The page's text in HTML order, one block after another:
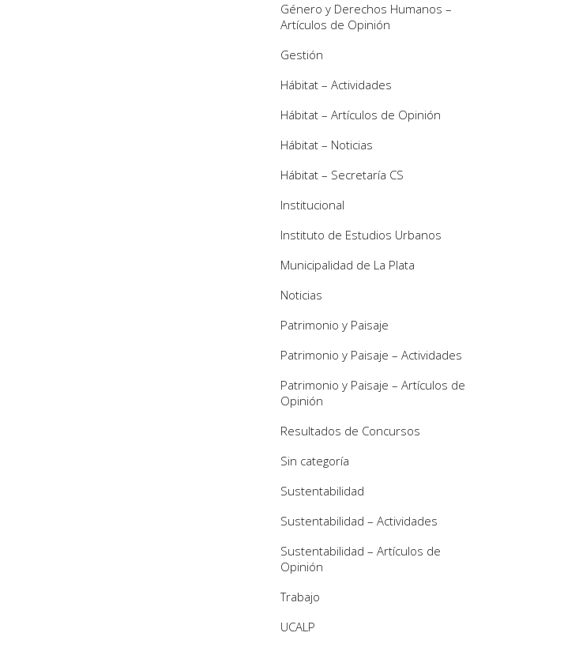
Género y Derechos Humanos –
Artículos de Opinión
Gestión
Hábitat – Actividades
Hábitat – Artículos de Opinión
Hábitat – Noticias
Hábitat – Secretaría CS
Institucional
Instituto de Estudios Urbanos
Municipalidad de La Plata
Noticias
Patrimonio y Paisaje
Patrimonio y Paisaje – Actividades
Patrimonio y Paisaje – Artículos de
Opinión
Resultados de Concursos
Sin categoría
Sustentabilidad
Sustentabilidad – Actividades
Sustentabilidad – Artículos de
Opinión
Trabajo
UCALP